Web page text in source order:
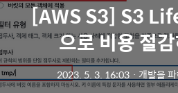
[AWS S3] S3
으로 비용 절
2023. 5. 3. 16:03ㆍ 개발을